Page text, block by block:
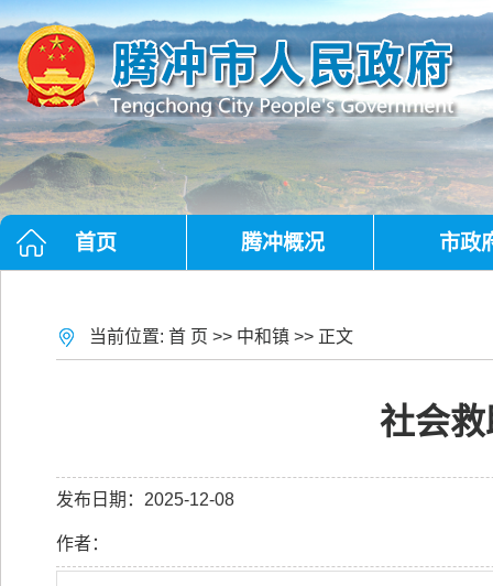
首页 腾冲概况 市政
当前位置: 首 页 >> 中和镇 >> 正文
社会
发布日期：2025-12-08
作者：